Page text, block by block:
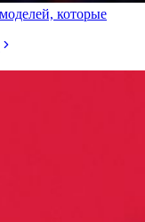
которые